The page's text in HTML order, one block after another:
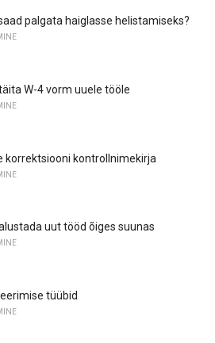
palgata haiglasse helistamiseks?
W-4 vorm uuele tööle
korrektsiooni kontrollnimekirja
uut tööd õiges suunas
tüübid